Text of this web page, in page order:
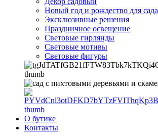
Новый год и рождество для сада
Эксклюзивные решения
Праздничное освещение
Световые гирлянды
Световые мотивы
Световые фигуры
О бутике
Контакты